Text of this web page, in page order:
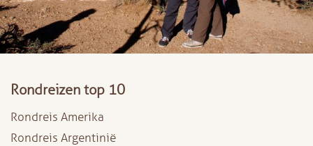
Rondreizen top 10
Rondreis Amerika
Rondreis Argentinië